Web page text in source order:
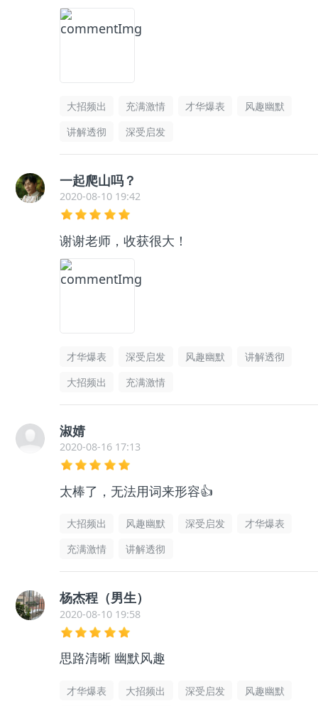
大招频出 充满激情 才华爆表
风趣幽默
讲解透彻
深受启发
一起爬山吗？
2020-08-10 19:42
谢谢老师，收获很大！
才华爆表 深受启发 风趣幽默
讲解透彻
大招频出
充满激情
淑婧
2020-08-16 17:13
太棒了，无法用词来形容👍
大招频出 风趣幽默 深受启发
才华爆表
充满激情
讲解透彻
杨杰程（男生）
2020-08-10 19:58
思路清晰 幽默风趣
才华爆表 大招频出 深受启发
风趣幽默